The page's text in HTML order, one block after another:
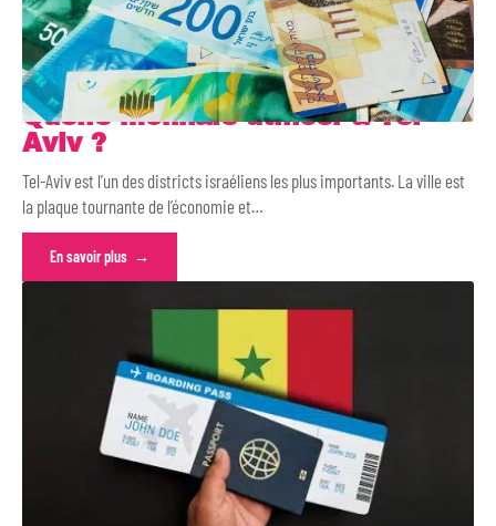
Quelle monnaie utiliser à Tel-
Aviv ?
Tel-Aviv est l’un des districts israéliens les plus importants. La ville est
la plaque tournante de l’économie et…
En savoir plus